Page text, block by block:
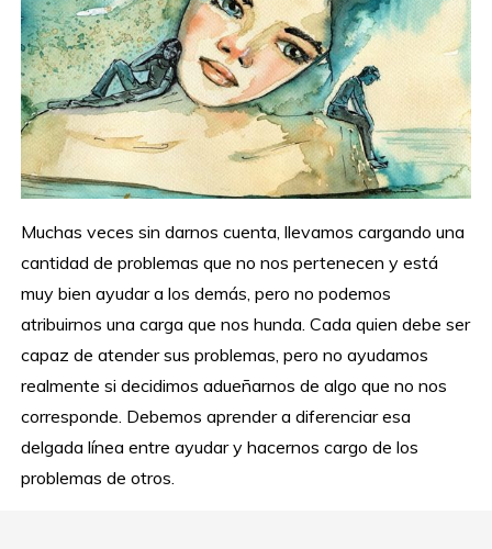
Muchas veces sin darnos cuenta, llevamos cargando una
cantidad de problemas que no nos pertenecen y está
muy bien ayudar a los demás, pero no podemos
atribuirnos una carga que nos hunda. Cada quien debe ser
capaz de atender sus problemas, pero no ayudamos
realmente si decidimos adueñarnos de algo que no nos
corresponde. Debemos aprender a diferenciar esa
delgada línea entre ayudar y hacernos cargo de los
problemas de otros.